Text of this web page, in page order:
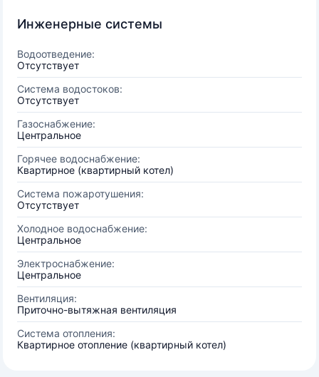
Инженерные системы
Водоотведение:
Отсутствует
Система водостоков:
Отсутствует
Газоснабжение:
Центральное
Горячее водоснабжение:
Квартирное (квартирный котел)
Система пожаротушения:
Отсутствует
Холодное водоснабжение:
Центральное
Электроснабжение:
Центральное
Вентиляция:
Приточно-вытяжная вентиляция
Система отопления:
Квартирное отопление (квартирный котел)